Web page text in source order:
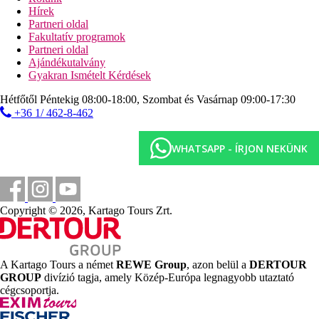
Sport és szórakozás ingyenesen
animációs programok
szauna
törökfürdő
strandröplabda
kosárlabda
teniszpálya (kivilágítás és felszerelés térítés ellenében)
Eftalia Island: a part mentén, a strand mellett található az
Eftalia Island, ahol egyedülálló programokkal várják a
gyerekeket és a felnőtteket, számos étterem és bár, üzletek,
kávézó, fagylaltozó, medencék, csúszdák, vízi attrakciók
kicsiknek és nagyoknak, valamint egész nap változatos
animációs programok várják a vendégeket.
Sport és szórakozás térítés ellenében
spa-központ
masszázs
vízi sportok a strandon (helyi szolgáltatóknál)
Hírek
Partneri oldal
Fakultatív programok
Partneri oldal
Ajándékutalvány
Gyakran Ismételt Kérdések
Hétfőtől Péntekig 08:00-18:00, Szombat és Vasárnap 09:00-17:30
+36 1/ 462-8-462
WHATSAPP - ÍRJON NEKÜNK
Copyright © 2026, Kartago Tours Zrt.
A Kartago Tours a német REWE Group, azon belül a DERTOUR
GROUP divízió tagja, amely Közép-Európa legnagyobb utaztató
cégcsoportja.